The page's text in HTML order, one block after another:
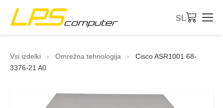
SL
Vsi izdelki › Omrežna tehnologija ›
Cisco ASR1001 68-
3376-21 A0